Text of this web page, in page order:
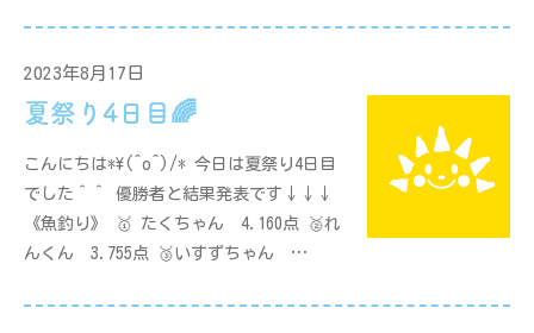
2023年8月17日
夏祭り4日目🌈
こんにちは*\(^o^)/* 今日は夏祭り4日目
でした＾＾ 優勝者と結果発表です↓↓↓
《魚釣り》 🥇 たくちゃん 4.160点 🥈れ
んくん 3.755点 🥉いすずちゃん …